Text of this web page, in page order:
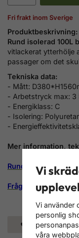
Spara som
Fri frakt inom Sverige
Produktbeskrivning:
Rund isolerad 100L
vitlackerat ytterhölje
passager om det
Tekniska data:
- Mått:
- Arbetstryck max: 3
- Energiklass: C
- Isolering:
-
Mer information,
Rund isolerad 100L
Frågor och svar om
Vi
Vi använder
personlig
våra